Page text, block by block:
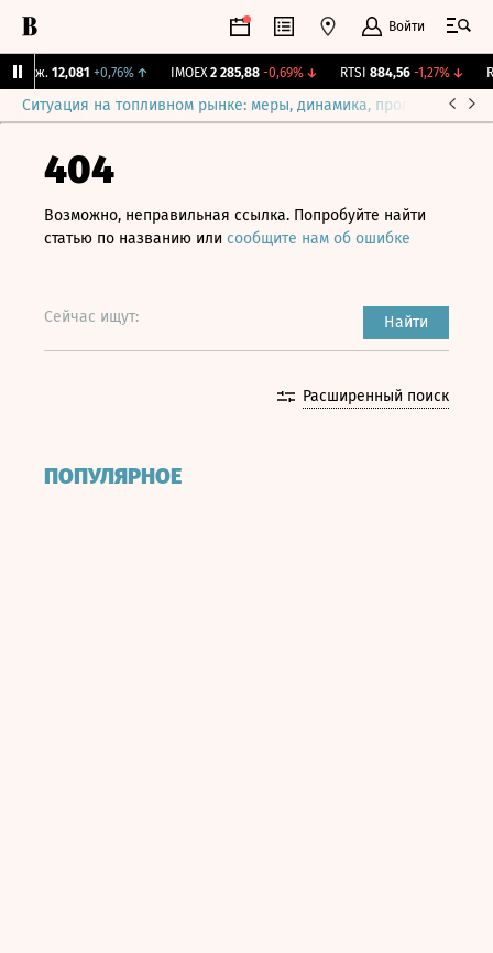
Войти
Бирж. 12,081 +0,76%↑ IMOEX 2 285,88 -0,69%↓ RTSI 884,56 -1,27%↓
Ситуация на топливном рынке: меры, динамика, прогнозы
404
Возможно, неправильная ссылка. Попробуйте найти
статью по названию или сообщите нам об ошибке
Сейчас ищут: Найти
Расширенный поиск
ПОПУЛЯРНОЕ